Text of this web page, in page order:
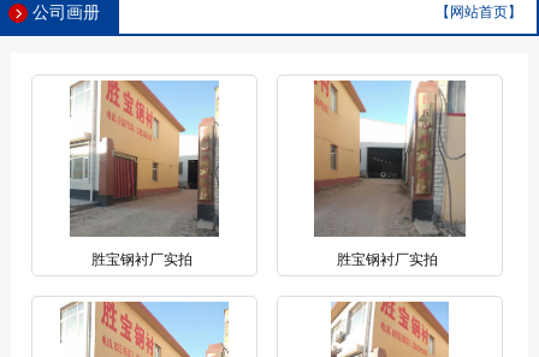
公司画册 【网站首页】
胜宝钢衬厂实拍 胜宝钢衬厂实拍